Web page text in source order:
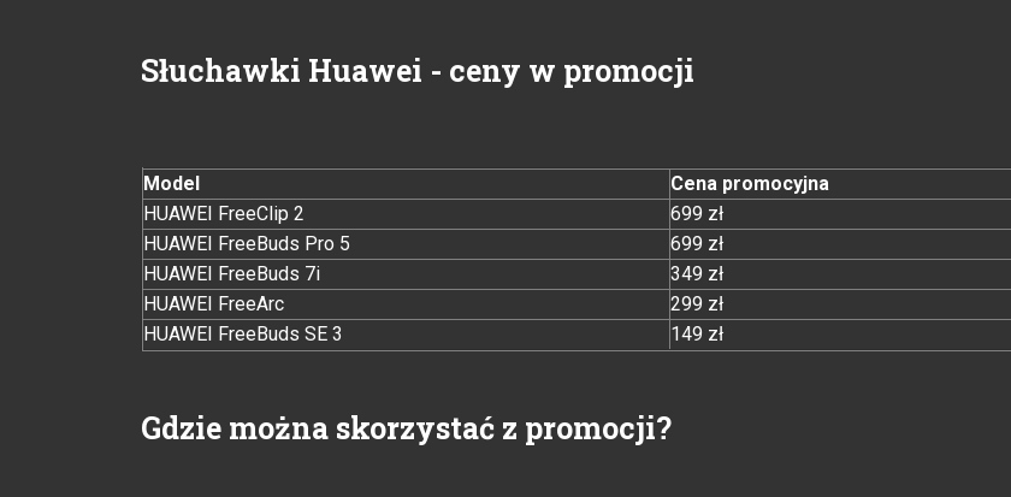
Słuchawki Huawei - ceny w promocji
Model
Cena promocyjna
HUAWEI FreeClip 2
699 zł
HUAWEI FreeBuds Pro 5
699 zł
HUAWEI FreeBuds 7i
349 zł
HUAWEI FreeArc
299 zł
HUAWEI FreeBuds SE 3
149 zł
Gdzie można skorzystać z promocji?